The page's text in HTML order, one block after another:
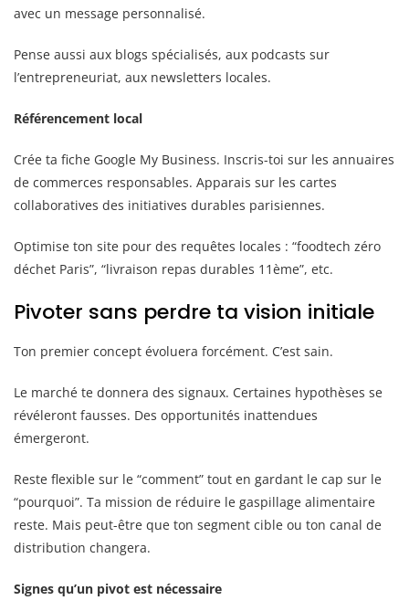
avec un message personnalisé.
Pense aussi aux blogs spécialisés, aux podcasts sur
l’entrepreneuriat, aux newsletters locales.
Référencement local
Crée ta fiche Google My Business. Inscris-toi sur les annuaires
de commerces responsables. Apparais sur les cartes
collaboratives des initiatives durables parisiennes.
Optimise ton site pour des requêtes locales : “foodtech zéro
déchet Paris”, “livraison repas durables 11ème”, etc.
Pivoter sans perdre ta vision initiale
Ton premier concept évoluera forcément. C’est sain.
Le marché te donnera des signaux. Certaines hypothèses se
révéleront fausses. Des opportunités inattendues
émergeront.
Reste flexible sur le “comment” tout en gardant le cap sur le
“pourquoi”. Ta mission de réduire le gaspillage alimentaire
reste. Mais peut-être que ton segment cible ou ton canal de
distribution changera.
Signes qu’un pivot est nécessaire